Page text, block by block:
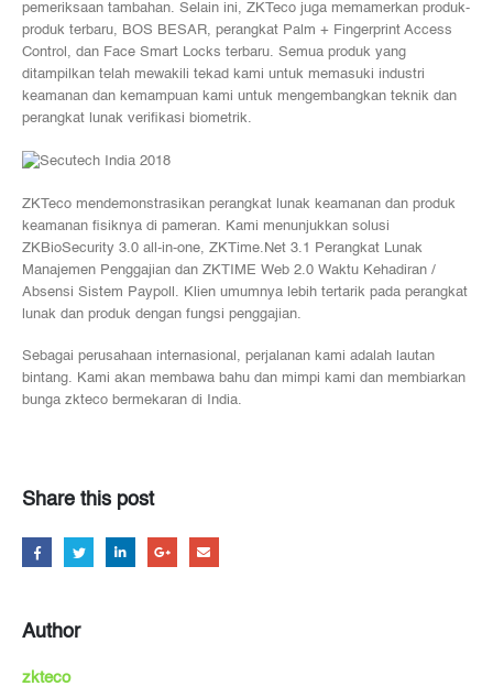
pemeriksaan tambahan. Selain ini, ZKTeco juga memamerkan produk-
produk terbaru, BOS BESAR, perangkat Palm + Fingerprint Access
Control, dan Face Smart Locks terbaru. Semua produk yang
ditampilkan telah mewakili tekad kami untuk memasuki industri
keamanan dan kemampuan kami untuk mengembangkan teknik dan
perangkat lunak verifikasi biometrik.
ZKTeco mendemonstrasikan perangkat lunak keamanan dan produk
keamanan fisiknya di pameran. Kami menunjukkan solusi
ZKBioSecurity 3.0 all-in-one, ZKTime.Net 3.1 Perangkat Lunak
Manajemen Penggajian dan ZKTIME Web 2.0 Waktu Kehadiran /
Absensi Sistem Paypoll. Klien umumnya lebih tertarik pada perangkat
lunak dan produk dengan fungsi penggajian.
Sebagai perusahaan internasional, perjalanan kami adalah lautan
bintang. Kami akan membawa bahu dan mimpi kami dan membiarkan
bunga zkteco bermekaran di India.
Share this post
Author
zkteco